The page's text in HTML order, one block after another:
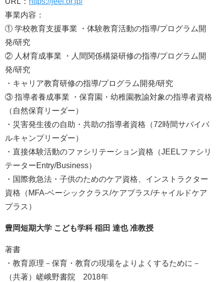
事業内容：
① 学校教育支援事業 ・体験教育活動の指導/プログラム開
発/研究
② 人材育成事業 ・人間関係構築研修の指導/プログラム開
発/研究
・キャリア教育研修の指導/プログラム開発/研究
③ 指導者養成事業 ・保育園・幼稚園教諭対象の指導者資格
（自然保育リーダー）
・災害発生後の自助・共助の指導者資格（72時間サバイバ
ルキャンプリーダー）
・直接体験活動のファシリテーション資格（JEELファシリ
テーターEntry/Business）
・国際救急法・子供のためのケア資格、インストラクター
資格（MFA-ベーシッククラス/ケアプラス/チャイルドケア
プラス）
豊岡短期大学 こども学科 稲田 達也 准教授
著書
・教育原理－保育・教育の現場をよりよくするために－
（共著）嵯峨野書院 2018年